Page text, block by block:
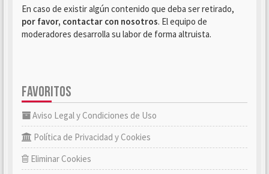
En caso de existir algún contenido que deba ser retirado,
por favor, contactar con nosotros. El equipo de
moderadores desarrolla su labor de forma altruista.
FAVORITOS
Aviso Legal y Condiciones de Uso
Política de Privacidad y Cookies
Eliminar Cookies